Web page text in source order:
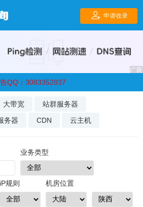
QQ：3083352837
大带宽
站群服务器
务器 CDN 云主机
业务类型
iP规则 机房位置